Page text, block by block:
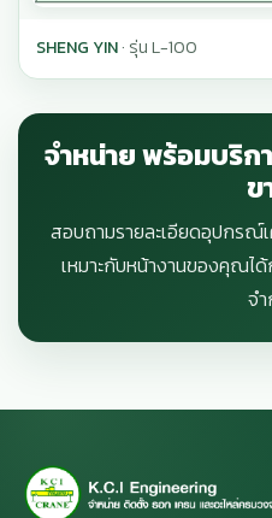
SHENG YIN· รุ่น L-100
จำหน่าย พร้อมบริก
ข
สอบถามรายละเอียดอุปกรณ์เ
เหมาะกับหน้างานของคุณได้
จ